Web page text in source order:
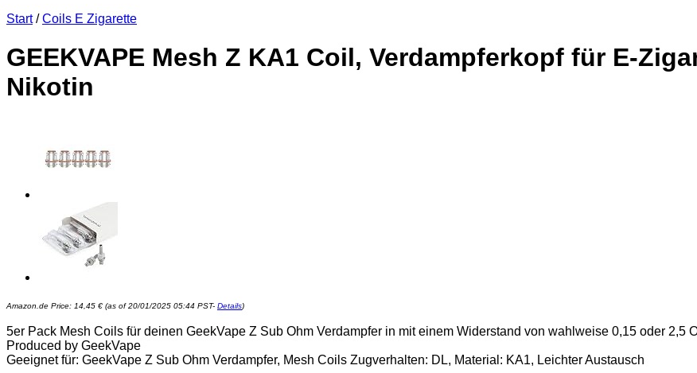
Start / Coils E Zigarette
GEEKVAPE Mesh Z KA1 Coil, Verdampferkopf für E-
Nikotin
Amazon.de Price: 14,45 € (as of 20/01/2025 05:44 PST- Details)
5er Pack Mesh Coils für deinen GeekVape Z Sub Ohm Verdampfer in mit einem Widerstand von wahlweise 0,15 oder 2,5
Produced by GeekVape
Geeignet für: GeekVape Z Sub Ohm Verdampfer, Mesh Coils Zugverhalten: DL, Material: KA1, Leichter Austausch